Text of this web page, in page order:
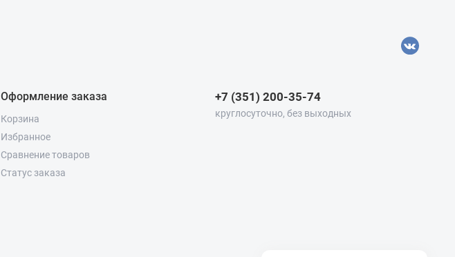
Оформление заказа
Корзина
Избранное
Сравнение товаров
Статус заказа
+7 (351) 200-35-74
круглосуточно, без выходных